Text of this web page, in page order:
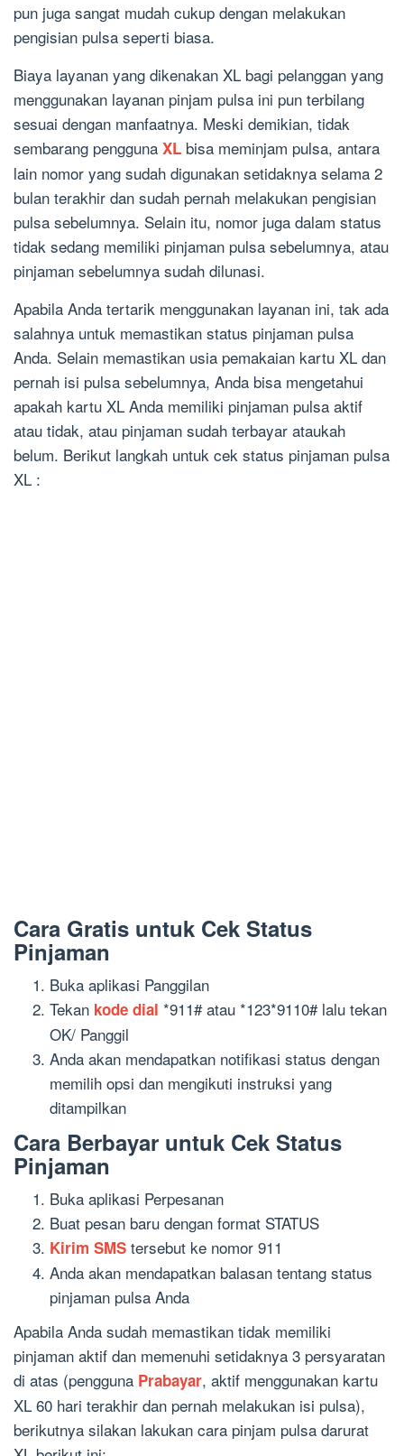
pun juga sangat mudah cukup dengan melakukan
pengisian pulsa seperti biasa.
Biaya layanan yang dikenakan XL bagi pelanggan yang
menggunakan layanan pinjam pulsa ini pun terbilang
sesuai dengan manfaatnya. Meski demikian, tidak
sembarang pengguna XL bisa meminjam pulsa, antara
lain nomor yang sudah digunakan setidaknya selama 2
bulan terakhir dan sudah pernah melakukan pengisian
pulsa sebelumnya. Selain itu, nomor juga dalam status
tidak sedang memiliki pinjaman pulsa sebelumnya, atau
pinjaman sebelumnya sudah dilunasi.
Apabila Anda tertarik menggunakan layanan ini, tak ada
salahnya untuk memastikan status pinjaman pulsa
Anda. Selain memastikan usia pemakaian kartu XL dan
pernah isi pulsa sebelumnya, Anda bisa mengetahui
apakah kartu XL Anda memiliki pinjaman pulsa aktif
atau tidak, atau pinjaman sudah terbayar ataukah
belum. Berikut langkah untuk cek status pinjaman pulsa
XL :
Cara Gratis untuk Cek Status
Pinjaman
Buka aplikasi Panggilan
Tekan kode dial *911# atau *123*9110# lalu tekan
OK/ Panggil
Anda akan mendapatkan notifikasi status dengan
memilih opsi dan mengikuti instruksi yang
ditampilkan
Cara Berbayar untuk Cek Status
Pinjaman
Buka aplikasi Perpesanan
Buat pesan baru dengan format STATUS
Kirim SMS tersebut ke nomor 911
Anda akan mendapatkan balasan tentang status
pinjaman pulsa Anda
Apabila Anda sudah memastikan tidak memiliki
pinjaman aktif dan memenuhi setidaknya 3 persyaratan
di atas (pengguna Prabayar, aktif menggunakan kartu
XL 60 hari terakhir dan pernah melakukan isi pulsa),
berikutnya silakan lakukan cara pinjam pulsa darurat